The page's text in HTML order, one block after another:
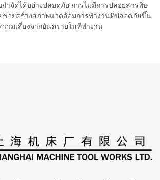
ำจัดได้อย่างปลอดภัย การไม่มีการปล่อยสารพิษ
ช่วยสร้างสภาพแวดล้อมการทำงานที่ปลอดภัยขึ้น
ามเสี่ยงจากอันตรายในที่ทำงาน